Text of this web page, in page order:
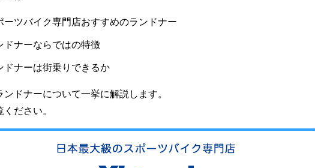
ーツバイク専門店おすすめのランドナー
ドナーならではの特徴
ドナーは街乗りできるか
ンドナーについて一挙に解説します。
ださい。